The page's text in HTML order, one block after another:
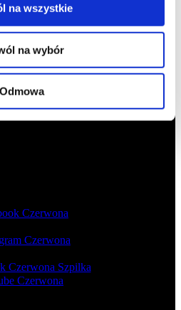
na wszystkie
na wybór
Odmowa
Czerwona
Czerwona
Czerwona Szpilka
Czerwona